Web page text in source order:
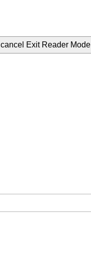
cancel Exit Reader Mode